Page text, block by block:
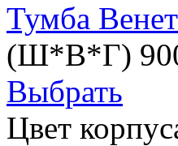
Тумба
(Ш*В*Г)
Выбрать
Цвет